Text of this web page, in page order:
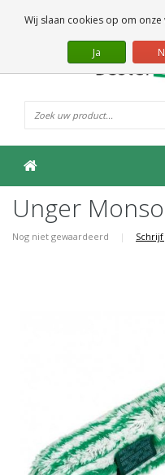
Unger
Nog niet gewaardeerd |
Wij slaan cookies op om
Ja